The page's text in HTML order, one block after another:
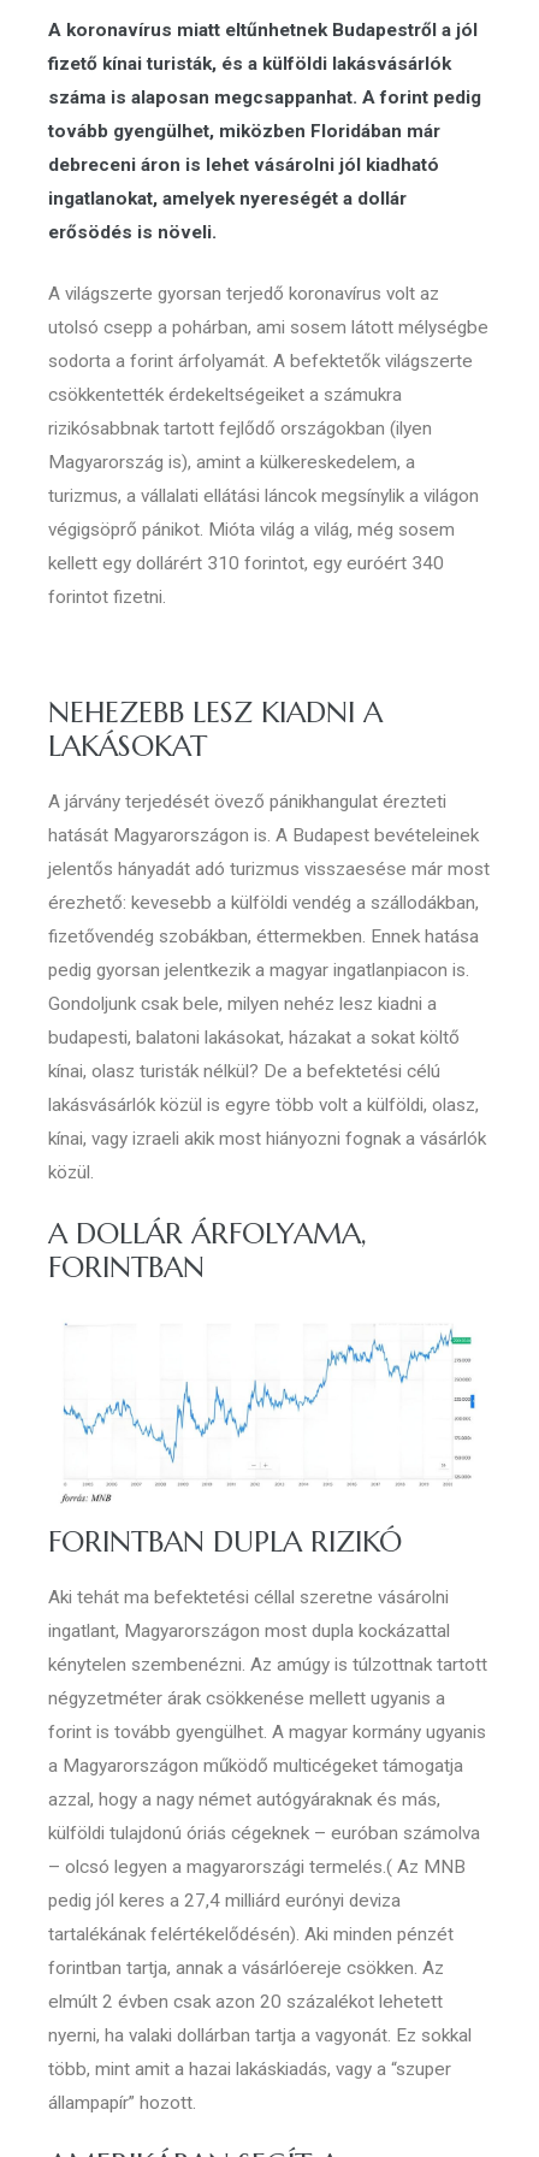
A koronavírus miatt eltűnhetnek Budapestről a jól
fizető kínai turisták, és a külföldi lakásvásárlók
száma is alaposan megcsappanhat. A forint pedig
tovább gyengülhet, miközben Floridában már
debreceni áron is lehet vásárolni jól kiadható
ingatlanokat, amelyek nyereségét a dollár
erősödés is növeli.
A világszerte gyorsan terjedő koronavírus volt az
utolsó csepp a pohárban, ami sosem látott mélységbe
sodorta a forint árfolyamát. A befektetők világszerte
csökkentették érdekeltségeiket a számukra
rizikósabbnak tartott fejlődő országokban (ilyen
Magyarország is), amint a külkereskedelem, a
turizmus, a vállalati ellátási láncok megsínylik a világon
végigsöprő pánikot. Mióta világ a világ, még sosem
kellett egy dollárért 310 forintot, egy euróért 340
forintot fizetni.
NEHEZEBB LESZ KIADNI A
LAKÁSOKAT
A járvány terjedését övező pánikhangulat érezteti
hatását Magyarországon is. A Budapest bevételeinek
jelentős hányadát adó turizmus visszaesése már most
érezhető: kevesebb a külföldi vendég a szállodákban,
fizetővendég szobákban, éttermekben. Ennek hatása
pedig gyorsan jelentkezik a magyar ingatlanpiacon is.
Gondoljunk csak bele, milyen nehéz lesz kiadni a
budapesti, balatoni lakásokat, házakat a sokat költő
kínai, olasz turisták nélkül? De a befektetési célú
lakásvásárlók közül is egyre több volt a külföldi, olasz,
kínai, vagy izraeli akik most hiányozni fognak a vásárlók
közül.
A DOLLÁR ÁRFOLYAMA,
FORINTBAN
FORINTBAN DUPLA RIZIKÓ
Aki tehát ma befektetési céllal szeretne vásárolni
ingatlant, Magyarországon most dupla kockázattal
kénytelen szembenézni. Az amúgy is túlzottnak tartott
négyzetméter árak csökkenése mellett ugyanis a
forint is tovább gyengülhet. A magyar kormány ugyanis
a Magyarországon működő multicégeket támogatja
azzal, hogy a nagy német autógyáraknak és más,
külföldi tulajdonú óriás cégeknek – euróban számolva
– olcsó legyen a magyarországi termelés.( Az MNB
pedig jól keres a 27,4 milliárd eurónyi deviza
tartalékának felértékelődésén). Aki minden pénzét
forintban tartja, annak a vásárlóereje csökken. Az
elmúlt 2 évben csak azon 20 százalékot lehetett
nyerni, ha valaki dollárban tartja a vagyonát. Ez sokkal
több, mint amit a hazai lakáskiadás, vagy a “szuper
állampapír” hozott.